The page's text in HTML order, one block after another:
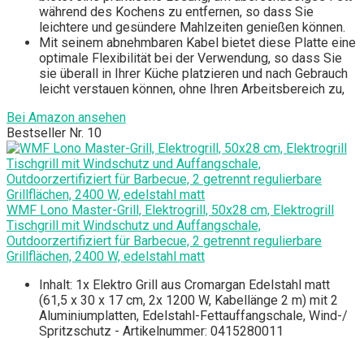
während des Kochens zu entfernen, so dass Sie
leichtere und gesündere Mahlzeiten genießen können.
Mit seinem abnehmbaren Kabel bietet diese Platte eine
optimale Flexibilität bei der Verwendung, so dass Sie
sie überall in Ihrer Küche platzieren und nach Gebrauch
leicht verstauen können, ohne Ihren Arbeitsbereich zu,
Bei Amazon ansehen
Bestseller Nr. 10
WMF Lono Master-Grill, Elektrogrill, 50x28 cm, Elektrogrill
Tischgrill mit Windschutz und Auffangschale,
Outdoorzertifiziert für Barbecue, 2 getrennt regulierbare
Grillflächen, 2400 W, edelstahl matt
Inhalt: 1x Elektro Grill aus Cromargan Edelstahl matt
(61,5 x 30 x 17 cm, 2x 1200 W, Kabellänge 2 m) mit 2
Aluminiumplatten, Edelstahl-Fettauffangschale, Wind-/
Spritzschutz - Artikelnummer: 0415280011